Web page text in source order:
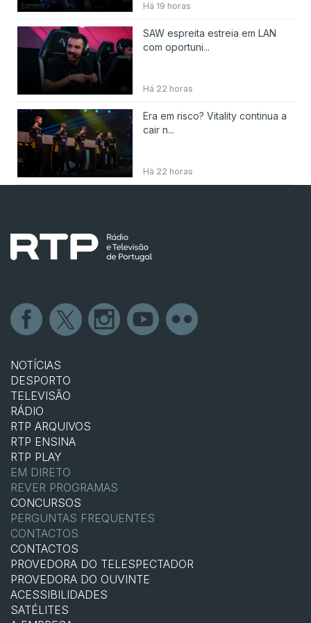
Há 19 horas
SAW espreita estreia em LAN
com oportuni...
Há 22 horas
Era em risco? Vitality continua a
cair n...
Há 22 horas
NOTÍCIAS
DESPORTO
TELEVISÃO
RÁDIO
RTP ARQUIVOS
RTP ENSINA
RTP PLAY
EM DIRETO
REVER PROGRAMAS
CONCURSOS
PERGUNTAS FREQUENTES
CONTACTOS
CONTACTOS
PROVEDORA DO TELESPECTADOR
PROVEDORA DO OUVINTE
ACESSIBILIDADES
SATÉLITES